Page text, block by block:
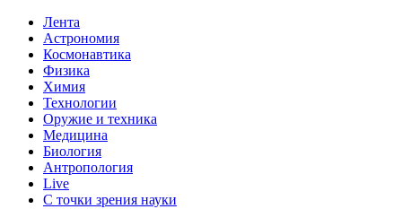
Лента
Астрономия
Космонавтика
Физика
Химия
Технологии
Оружие и техника
Медицина
Биология
Антропология
Live
С точки зрения науки